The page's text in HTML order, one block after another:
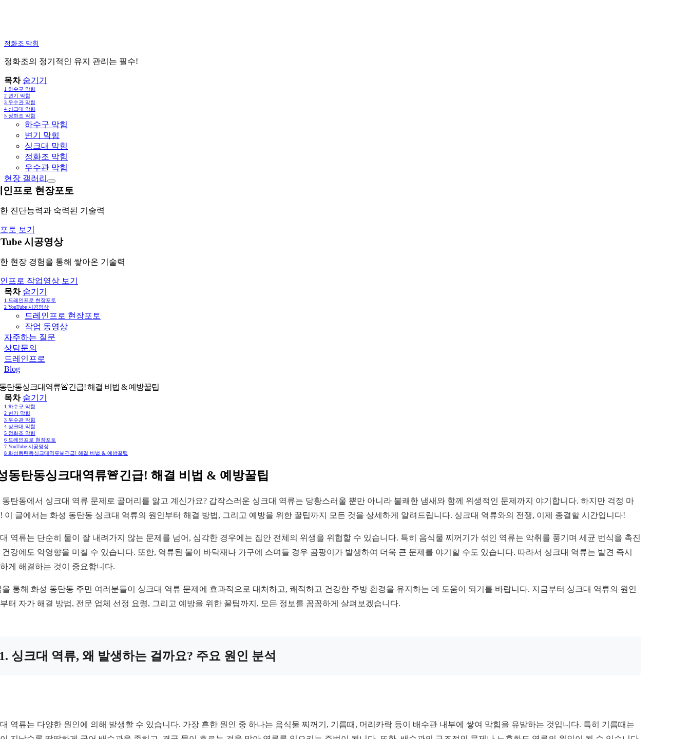
정화조 막힘
정화조의 정기적인 유지 관리는 필수!
목차 숨기기
1 하수구 막힘
2 변기 막힘
3 우수관 막힘
4 싱크대 막힘
5 정화조 막힘
하수구 막힘
변기 막힘
싱크대 막힘
정화조 막힘
우수관 막힘
현장 갤러리
인프로 현장포토
진단능력과 숙력된 기술력
토 보기
시공영상
현장 경험을 통해 쌓아온 기술력
프로 작업영상 보기
목차 숨기기
1 드레인프로 현장포토
2 YouTube 시공영상
드레인프로 현장포토
작업 동영상
자주하는 질문
상담문의
드레인프로
Blog
탄동싱크대역류🚨긴급! 해결 비법 & 예방꿀팁
목차 숨기기
1 하수구 막힘
2 변기 막힘
3 우수관 막힘
4 싱크대 막힘
5 정화조 막힘
6 드레인프로 현장포토
7 YouTube 시공영상
8 화성동탄동싱크대역류🚨긴급! 해결 비법 & 예방꿀팁
동탄동싱크대역류🚨긴급! 해결 비법 & 예방꿀팁
동탄동에서 싱크대 역류 문제로 골머리를 앓고 계신가요? 갑작스러운 싱크대 역류는 당황스러울 뿐만 아니라 불쾌한 냄새와 함께 위생적인 문제까지 야기합니다. 하지만 걱정 마
이 글에서는 화성 동탄동 싱크대 역류의 원인부터 해결 방법, 그리고 예방을 위한 꿀팁까지 모든 것을 상세하게 알려드립니다. 싱크대 역류와의 전쟁, 이제 종결할 시간입니다!
역류는 단순히 물이 잘 내려가지 않는 문제를 넘어, 심각한 경우에는 집안 전체의 위생을 위협할 수 있습니다. 특히 음식물 찌꺼기가 섞인 역류는 악취를 풍기며 세균 번식을 촉진
건강에도 악영향을 미칠 수 있습니다. 또한, 역류된 물이 바닥재나 가구에 스며들 경우 곰팡이가 발생하여 더욱 큰 문제를 야기할 수도 있습니다. 따라서 싱크대 역류는 발견 즉시
게 해결하는 것이 중요합니다.
을 통해 화성 동탄동 주민 여러분들이 싱크대 역류 문제에 효과적으로 대처하고, 쾌적하고 건강한 주방 환경을 유지하는 데 도움이 되기를 바랍니다. 지금부터 싱크대 역류의 원인
터 자가 해결 방법, 전문 업체 선정 요령, 그리고 예방을 위한 꿀팁까지, 모든 정보를 꼼꼼하게 살펴보겠습니다.
싱크대 역류, 왜 발생하는 걸까요? 주요 원인 분석
역류는 다양한 원인에 의해 발생할 수 있습니다. 가장 흔한 원인 중 하나는 음식물 찌꺼기, 기름때, 머리카락 등이 배수관 내부에 쌓여 막힘을 유발하는 것입니다. 특히 기름때는